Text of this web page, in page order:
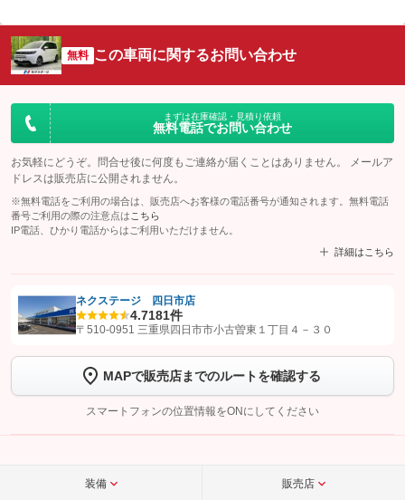
無料 この車両に関するお問い合わせ
まずは在庫確認・見積り依頼
無料電話でお問い合わせ
お気軽にどうぞ。問合せ後に何度もご連絡が届くことはありません。 メールア
ドレスは販売店に公開されません。
※無料電話をご利用の場合は、販売店へお客様の電話番号が通知されます。無料電話
番号ご利用の際の注意点は こちら
IP電話、ひかり電話からはご利用いただけません。
詳細はこちら
【STEP1】認証画面でグーネットを友だち追加してから「許可する」ボタンを押
トーク画面で
ボタンをタップして問い合わせを
完了してください。
こちら
ネクステージ 四日市店
4.7181件
〒510-0951 三重県四日市市小古曽東１丁目４－３０
MAPで販売店までのルートを確認する
スマートフォンの位置情報をONにしてください
装備 販売店